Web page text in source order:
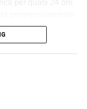
per quasi 24 ore
i criteri